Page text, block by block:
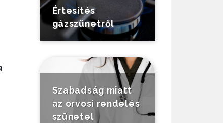
Értesítés
gázszünetről
Szabadság miatt
az orvosi rendelés
szünetel